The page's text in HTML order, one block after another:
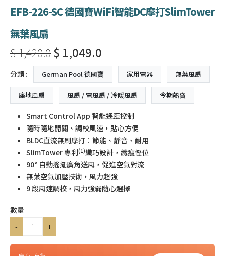
EFB-226-SC 德國寶WiFi智能DC摩打SlimTower
無葉風扇
$ 1,420.0$ 1,049.0
分類 : German Pool 德國寶 家用電器 無葉風扇
座地風扇 風扇 / 電風扇 / 冷暖風扇 今期熱賣
Smart Control App 智能遙距控制
隨時隨地開關、調校風速，貼心方便
BLDC直流無刷摩打︰節能、靜音、耐用
SlimTower 專利(1)纖巧設計，纖瘦慳位
90° 自動搖擺廣角送風，促進空氣對流
無葉空氣加壓技術，風力超強
9 段風速調校，風力強弱隨心選擇
數量
-
+